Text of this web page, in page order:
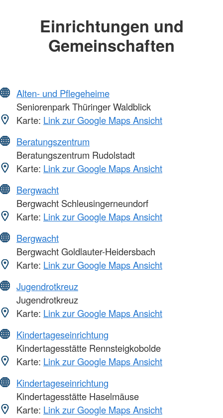
Einrichtungen und
Gemeinschaften
Alten- und Pflegeheime
Seniorenpark Thüringer Waldblick
Karte: Link zur Google Maps Ansicht
Beratungszentrum
Beratungszentrum Rudolstadt
Karte: Link zur Google Maps Ansicht
Bergwacht
Bergwacht Schleusingerneundorf
Karte: Link zur Google Maps Ansicht
Bergwacht
Bergwacht Goldlauter-Heidersbach
Karte: Link zur Google Maps Ansicht
Jugendrotkreuz
Jugendrotkreuz
Karte: Link zur Google Maps Ansicht
Kindertageseinrichtung
Kindertagesstätte Rennsteigkobolde
Karte: Link zur Google Maps Ansicht
Kindertageseinrichtung
Kindertagesstätte Haselmäuse
Karte: Link zur Google Maps Ansicht